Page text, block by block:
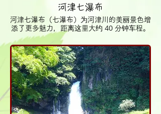
河津七瀑布
河津七瀑布（七瀑布）为河津川的美丽景色增
添了更多魅力，距离这里大约 40 分钟车程。